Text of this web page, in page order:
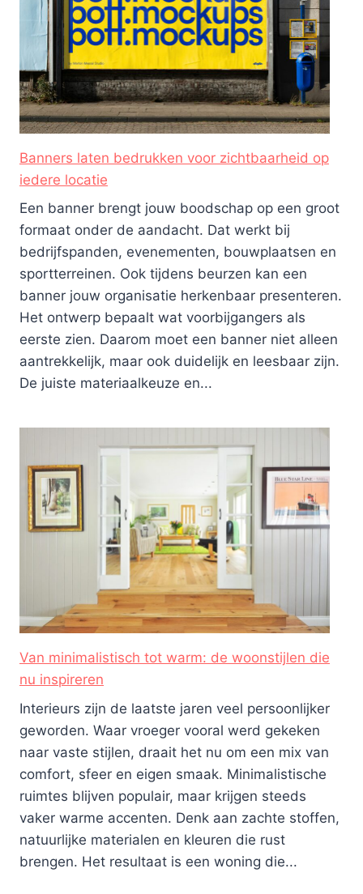
Banners laten bedrukken voor zichtbaarheid op
iedere locatie
Een banner brengt jouw boodschap op een groot
formaat onder de aandacht. Dat werkt bij
bedrijfspanden, evenementen, bouwplaatsen en
sportterreinen. Ook tijdens beurzen kan een
banner jouw organisatie herkenbaar presenteren.
Het ontwerp bepaalt wat voorbijgangers als
eerste zien. Daarom moet een banner niet alleen
aantrekkelijk, maar ook duidelijk en leesbaar zijn.
De juiste materiaalkeuze en...
Van minimalistisch tot warm: de woonstijlen die
nu inspireren
Interieurs zijn de laatste jaren veel persoonlijker
geworden. Waar vroeger vooral werd gekeken
naar vaste stijlen, draait het nu om een mix van
comfort, sfeer en eigen smaak. Minimalistische
ruimtes blijven populair, maar krijgen steeds
vaker warme accenten. Denk aan zachte stoffen,
natuurlijke materialen en kleuren die rust
brengen. Het resultaat is een woning die...